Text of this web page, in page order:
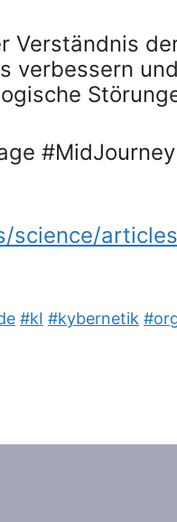
Verständnis
verbessern
#MidJourney
#kI #kybernetik